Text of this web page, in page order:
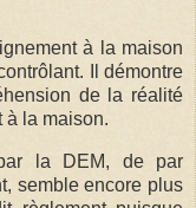
à la maison
Il démontre
de la réalité
à la maison.
la DEM, de par
semble encore plus